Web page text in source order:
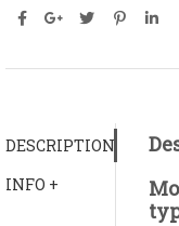
DESCRIPTION
INFO +